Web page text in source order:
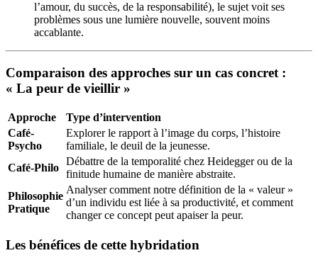
l’amour, du succès, de la responsabilité), le sujet voit ses
problèmes sous une lumière nouvelle, souvent moins
accablante.
Comparaison des approches sur un cas concret :
« La peur de vieillir »
Approche
Type d’intervention
Café-
Psycho
Explorer le rapport à l’image du corps, l’histoire
familiale, le deuil de la jeunesse.
Café-Philo
Débattre de la temporalité chez Heidegger ou de la
finitude humaine de manière abstraite.
Philosophie
Pratique
Analyser comment notre définition de la « valeur »
d’un individu est liée à sa productivité, et comment
changer ce concept peut apaiser la peur.
Les bénéfices de cette hybridation